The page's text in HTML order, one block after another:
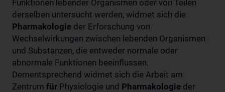
Funktionen lebender Organismen oder von Teilen
derselben untersucht werden, widmet sich die
Pharmakologie der Erforschung von
Wechselwirkungen zwischen lebenden Organismen
und Substanzen, die entweder normale oder
abnormale Funktionen beeinflussen.
Dementsprechend widmet sich die Arbeit am
Zentrum für Physiologie und Pharmakologie der